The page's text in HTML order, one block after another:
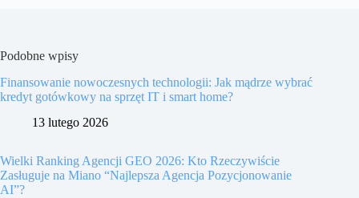
Podobne wpisy
Finansowanie nowoczesnych technologii: Jak mądrze wybrać
kredyt gotówkowy na sprzęt IT i smart home?
13 lutego 2026
Wielki Ranking Agencji GEO 2026: Kto Rzeczywiście
Zasługuje na Miano “Najlepsza Agencja Pozycjonowanie
AI”?